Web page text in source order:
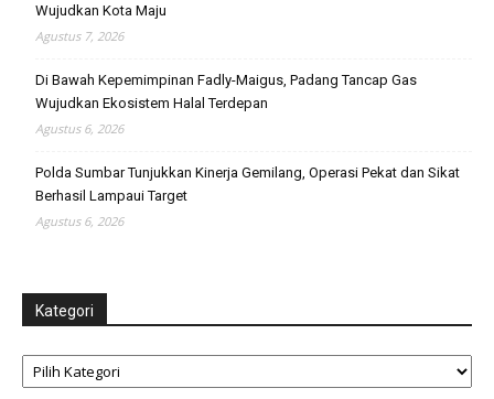
Wujudkan Kota Maju
Agustus 7, 2026
Di Bawah Kepemimpinan Fadly-Maigus, Padang Tancap Gas
Wujudkan Ekosistem Halal Terdepan
Agustus 6, 2026
Polda Sumbar Tunjukkan Kinerja Gemilang, Operasi Pekat dan Sikat
Berhasil Lampaui Target
Agustus 6, 2026
Kategori
Kategori